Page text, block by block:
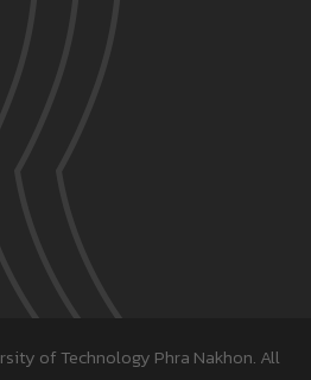
of Technology Phra Nakhon. All